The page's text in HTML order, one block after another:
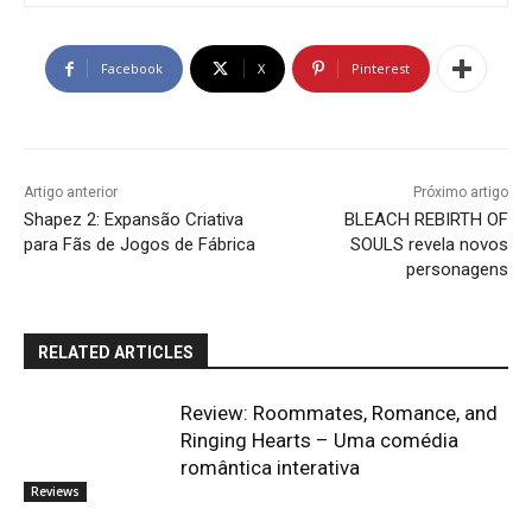
Facebook X Pinterest
Artigo anterior
Shapez 2: Expansão Criativa
para Fãs de Jogos de Fábrica
Próximo artigo
BLEACH REBIRTH OF
SOULS revela novos
personagens
RELATED ARTICLES
Reviews
Review: Roommates, Romance, and
Ringing Hearts – Uma comédia
romântica interativa